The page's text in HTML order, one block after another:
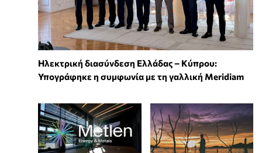
Ηλεκτρική διασύνδεση Ελλάδας – Κύπρου:
Υπογράφηκε η συμφωνία με τη γαλλική Meridiam